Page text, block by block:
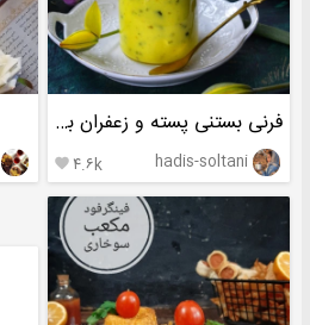
فرنی بستنی پسته و زعفران بدون ژلاتین
hadis-soltani ۴.۶k 